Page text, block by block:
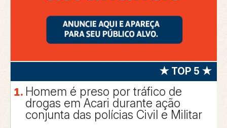
★ TOP 5 ★
Homem é preso por tráfico de
drogas em Acari durante ação
conjunta das polícias Civil e Militar